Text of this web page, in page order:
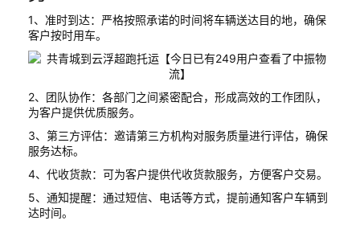
1、准时到达：严格按照承诺的时间将车辆送达目的地，确保
客户按时用车。
2、团队协作：各部门之间紧密配合，形成高效的工作团队，
为客户提供优质服务。
3、第三方评估：邀请第三方机构对服务质量进行评估，确保
服务达标。
4、代收货款：可为客户提供代收货款服务，方便客户交易。
5、通知提醒：通过短信、电话等方式，提前通知客户车辆到
达时间。